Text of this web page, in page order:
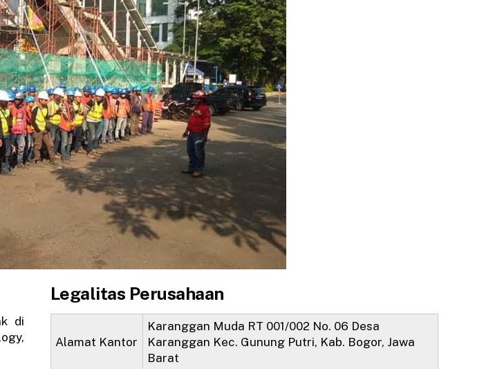
di
Legalitas Perusahaan
Alamat Kantor
Karanggan Muda RT 001/002 No. 06 Desa
Karanggan Kec. Gunung Putri, Kab. Bogor, Jawa
Barat